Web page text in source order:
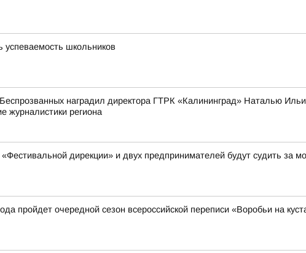
успеваемость школьников
наградил директора ГТРК «Калининград» Наталью
журналистики региона
дирекции» и двух предпринимателей будут судить за
пройдет очередной сезон всероссийской переписи «Воробьи на